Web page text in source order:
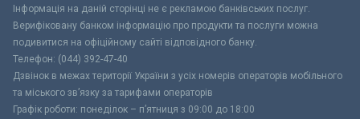
Інформація на даній сторінці не є рекламою банківських послуг.
Верифіковану банком інформацію про продукти та послуги можна
подивитися на офіційному сайті відповідного банку.
Телефон: (044) 392-47-40
Дзвінок в межах території України з усіх номерів операторів мобільного
та міського зв’язку за тарифами операторів
Графік роботи: понеділок – п’ятниця з 09:00 до 18:00